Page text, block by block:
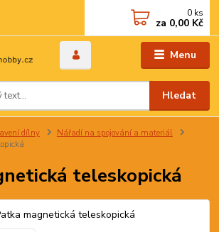
Menu
Hledat
0 ks
za 0,00 Kč
dílny
Nářadí na spojování a materiál
teleskopická